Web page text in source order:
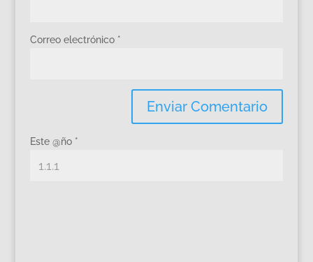
Correo electrónico *
Este @ño *